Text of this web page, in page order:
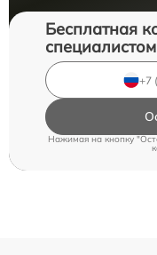
Бесплатная
специалистом
Нажимая на кнопку